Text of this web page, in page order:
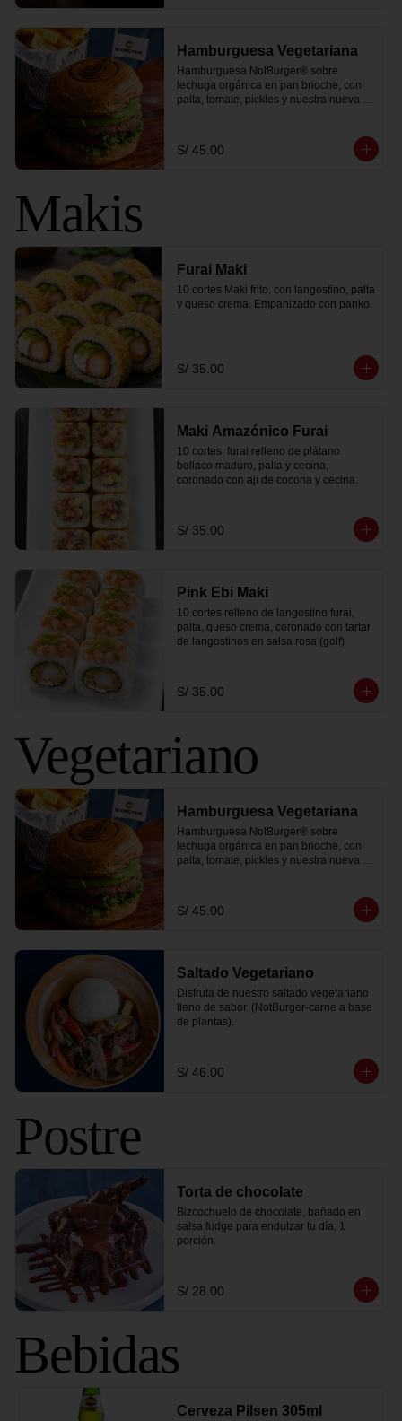
Hamburguesa Vegetariana
Hamburguesa NotBurger® sobre
lechuga orgánica en pan brioche, con
palta, tomate, pickles y nuestra nueva y
peruanita frita y 1 coca cola zero.
S/ 45.00
Makis
Furai Maki
10 cortes Maki frito. con langostino, palta
y queso crema. Empanizado con panko.
S/ 35.00
Maki Amazónico Furai
10 cortes  furai relleno de plátano
bellaco maduro, palta y cecina,
coronado con ají de cocona y cecina.
S/ 35.00
Pink Ebi Maki
10 cortes relleno de langostino furai,
palta, queso crema, coronado con tartar
de langostinos en salsa rosa (golf)
S/ 35.00
Vegetariano
Hamburguesa Vegetariana
Hamburguesa NotBurger® sobre
lechuga orgánica en pan brioche, con
palta, tomate, pickles y nuestra nueva y
peruanita frita y 1 coca cola zero.
S/ 45.00
Saltado Vegetariano
Disfruta de nuestro saltado vegetariano
lleno de sabor. (NotBurger-carne a base
de plantas).
S/ 46.00
Postre
Torta de chocolate
Bizcochuelo de chocolate, bañado en
salsa fudge para endulzar tu día, 1
porción.
S/ 28.00
Bebidas
Cerveza Pilsen 305ml